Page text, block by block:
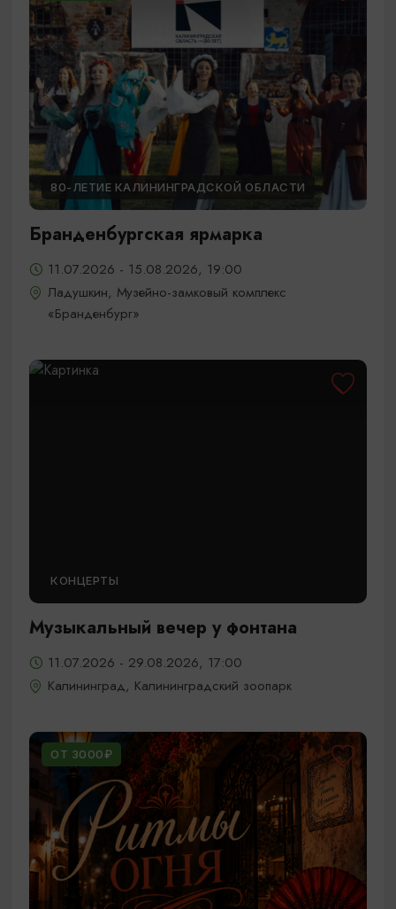
80-ЛЕТИЕ КАЛИНИНГРАДСКОЙ ОБЛАСТИ
Бранденбургская ярмарка
11.07.2026 - 15.08.2026, 19:00
Ладушкин, Музейно-замковый комплекс
«Бранденбург»
КОНЦЕРТЫ
Музыкальный вечер у фонтана
11.07.2026 - 29.08.2026, 17:00
Калининград, Калининградский зоопарк
ОТ 3000₽